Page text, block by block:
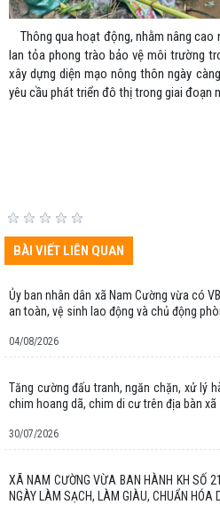
Thông qua hoạt động, nhằm nâng
lan tỏa phong trào bảo vệ môi trường
xây dựng diện mạo nông thôn ngày
yêu cầu phát triển đô thị trong giai đoạn
BÀI VIẾT LIÊN QUAN
Ủy ban nhân dân xã Nam Cường vừa có
an toàn, vệ sinh lao động và chủ động
04/08/2026
Tăng cường đấu tranh, ngăn chặn, xử lý
chim hoang dã, chim di cư trên địa bàn xã
30/07/2026
XÃ NAM CƯỜNG VỪA BAN HÀNH KH SỐ 212b VỀ TRIỂN KHAI CHIẾN DỊCH 90
NGÀY LÀM SẠCH, LÀM GIÀU, CHUẨN HÓA